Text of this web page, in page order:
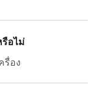
อไม่
รื่อง